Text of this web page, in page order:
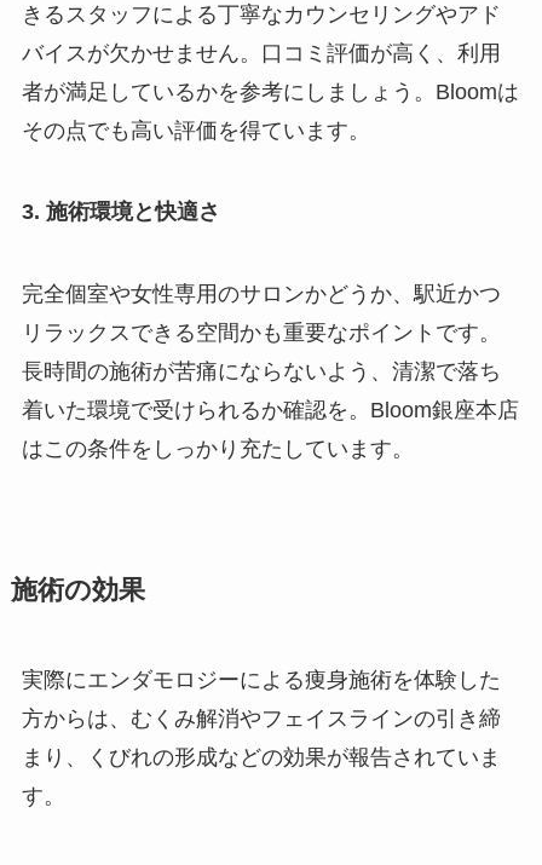
きるスタッフによる丁寧なカウンセリングやアド
バイスが欠かせません。口コミ評価が高く、利用
者が満足しているかを参考にしましょう。Bloomは
その点でも高い評価を得ています。
3. 施術環境と快適さ
完全個室や女性専用のサロンかどうか、駅近かつ
リラックスできる空間かも重要なポイントです。
長時間の施術が苦痛にならないよう、清潔で落ち
着いた環境で受けられるか確認を。Bloom銀座本店
はこの条件をしっかり充たしています。
施術の効果
実際にエンダモロジーによる痩身施術を体験した
方からは、むくみ解消やフェイスラインの引き締
まり、くびれの形成などの効果が報告されていま
す。